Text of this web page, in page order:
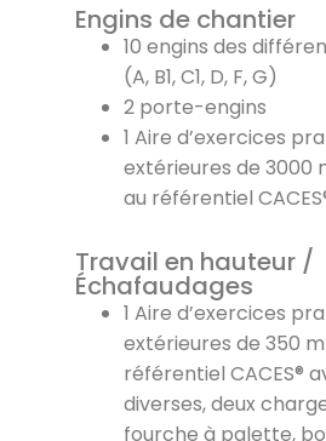
Engins de chantier
10 engins des
(A, B1, C1, D, F, G)
2 porte-engins
1 Aire d’exercices
extérieures de 3000
au référentiel
Travail en hauteur /
Échafaudages
1 Aire d’exercices
extérieures de 350
référentiel CACES®
diverses, deux
fourche à palette,